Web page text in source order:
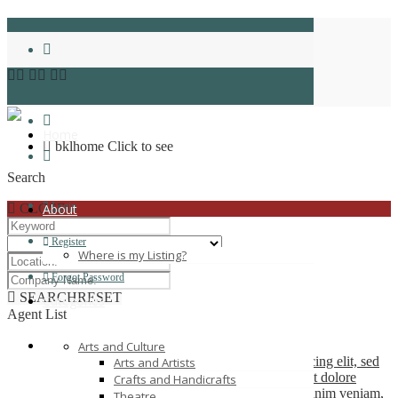
Login
Register
Forgot Password
About
Where is my Listing?
Categories
Arts and Culture
Arts and Artists
Crafts and Handicrafts
bklhomeservices123
Home
bklhome Click to see
Search
CLOSE
SEARCHRESET
Agent List
Company Name
Lorem ipsum dolor sit amet, consectetuer adipiscing elit, sed
diam nonummy nibh euismod tincidunt ut laoreet dolore
magna aliquam erat volutpat. Ut wisi enim ad minim veniam,